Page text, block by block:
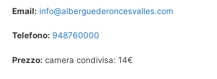
Email: info@alberguederoncesvalles.com
Telefono: 948760000
Prezzo: camera condivisa: 14€